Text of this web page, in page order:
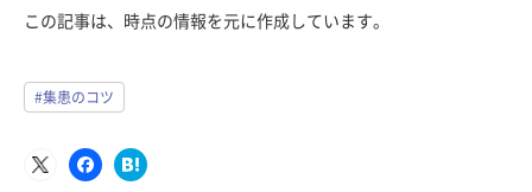
この記事は、時点の情報を元に作成しています。
#集患のコツ